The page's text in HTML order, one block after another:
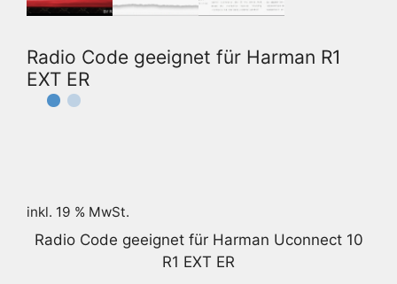
Radio Code geeignet für Harman R1
EXT ER
inkl. 19 % MwSt.
Radio Code geeignet für Harman Uconnect 10
R1 EXT ER